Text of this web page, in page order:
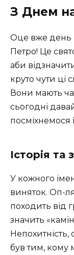
З Днем
Оце вже день
Петро! Це
аби
круто чути ці
Вони мають
сьогодні
посміхнемося
Історія та
У кожного
виняток. Оп-
походить від
значить
Непохитність,
був тим, кому